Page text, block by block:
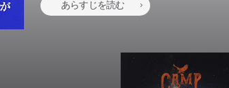
あらすじを読む
ル経済へ・極端に分離する階層・身分制と不平
パと第一次大戦・国際連盟とＩＬО・第二次大
・ゴールと移民世代・ＥＵとフランス・ル・ペ